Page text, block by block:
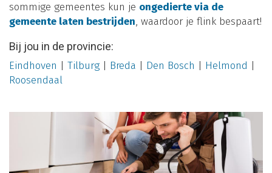
sommige gemeentes kun je ongedierte via de
gemeente laten bestrijden, waardoor je flink bespaart!
Bij jou in de provincie:
Eindhoven Tilburg Breda Den Bosch Helmond
Roosendaal